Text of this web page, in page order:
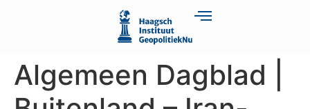
Algemeen Dagblad |